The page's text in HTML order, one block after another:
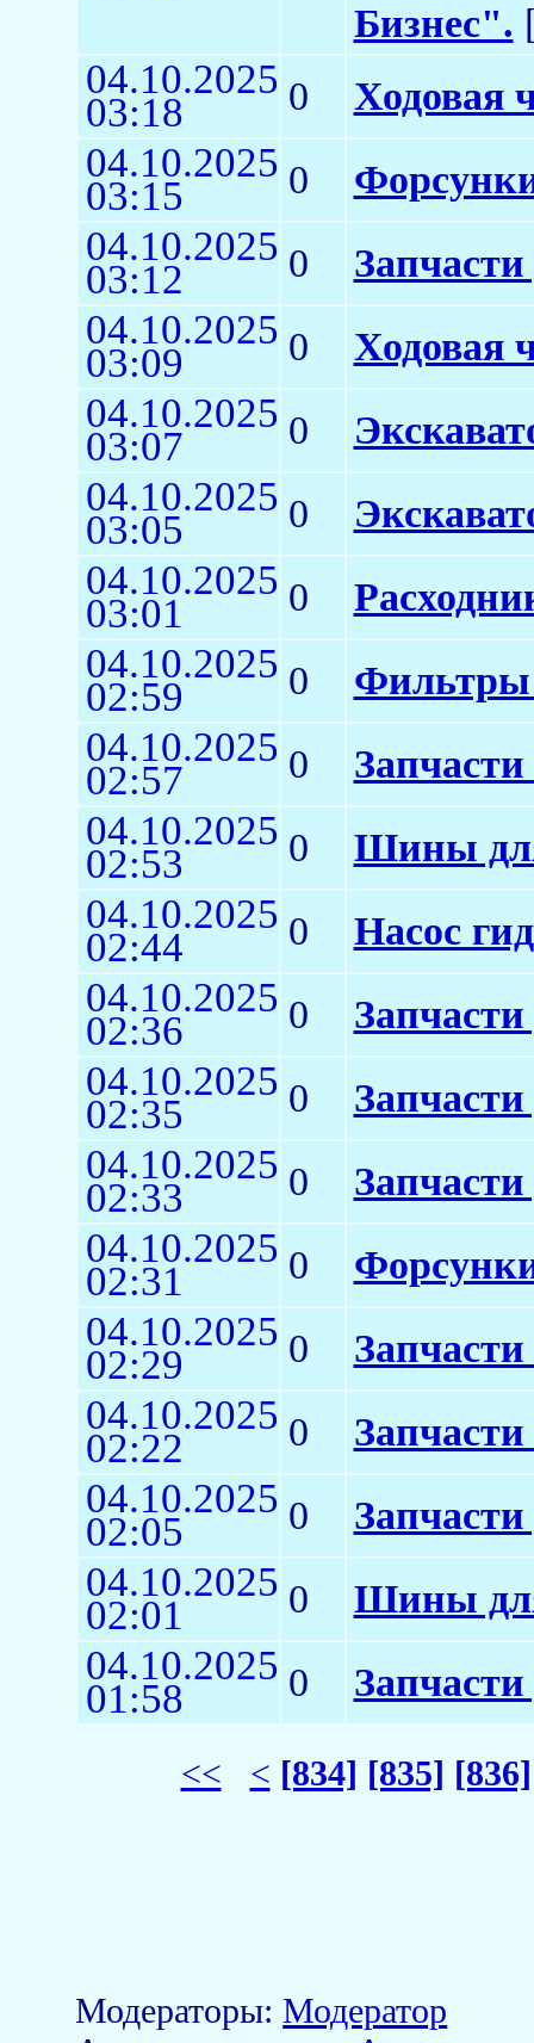
Бизнес".
04.10.2025
03:18 0 Ходовая
04.10.2025
03:15 0
04.10.2025
03:12 0
04.10.2025
03:09 0 Ходовая
04.10.2025
03:07 0
04.10.2025
03:05 0
04.10.2025
03:01 0
04.10.2025
02:59 0 Фильтры
04.10.2025
02:57 0
04.10.2025
02:53 0 Шины
04.10.2025
02:44 0 Насос
04.10.2025
02:36 0
04.10.2025
02:35 0 Запчасти
04.10.2025
02:33 0
04.10.2025
02:31 0
04.10.2025
02:29 0 Запчасти
04.10.2025
02:22 0 Запчасти
04.10.2025
02:05 0
04.10.2025
02:01 0 Шины
04.10.2025
01:58 0
<< < [834] [835] [836]
Модераторы:Модератор